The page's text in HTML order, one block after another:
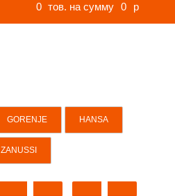
0 тов. на сумму 0 p
GORENJE HANSA
ZANUSSI